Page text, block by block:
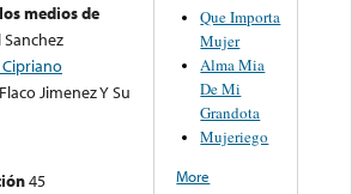
medios de
Sanchez
Flaco Jimenez Y Su
45
Que Importa
Mujer
Alma Mia
De Mi
Grandota
Mujeriego
More